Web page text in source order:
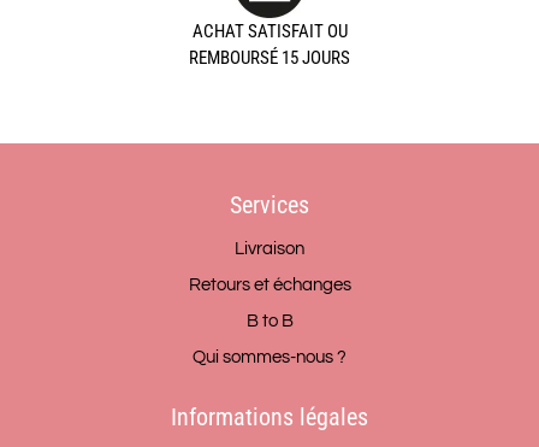
ACHAT SATISFAIT OU
REMBOURSÉ 15 JOURS
Services
Livraison
Retours et échanges
B to B
Qui sommes-nous ?
Informations légales